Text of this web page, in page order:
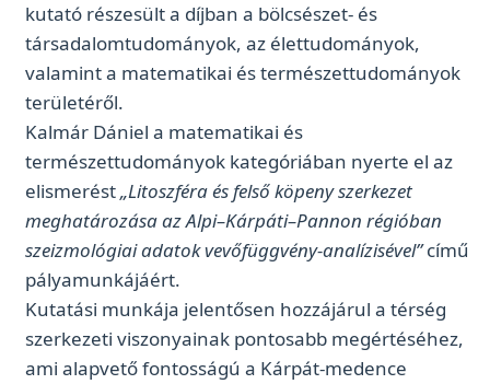
kutató részesült a díjban a bölcsészet- és
társadalomtudományok, az élettudományok,
valamint a matematikai és természettudományok
területéről.
Kalmár Dániel a matematikai és
természettudományok kategóriában nyerte el az
elismerést„Litoszféra és felső köpeny szerkezet
meghatározása az Alpi–Kárpáti–Pannon régióban
szeizmológiai adatok vevőfüggvény-analízisével”című
pályamunkájáért.
Kutatási munkája jelentősen hozzájárul a térség
szerkezeti viszonyainak pontosabb megértéséhez,
ami alapvető fontosságú a Kárpát-medence